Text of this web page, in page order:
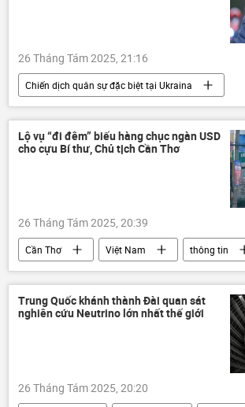
26 Tháng Tám 2025, 21:16
Chiến dịch quân sự đặc biệt tại Ukraina
Nga
Ukraina
Cuộc khủng hoảng ở Ukraina
thông tin
Thế giới
phương Tây
Nhóm G7
Bỉ
Châu Âu
Đức
Lộ vụ “đi đêm” biếu hàng chục ngàn USD
cho cựu Bí thư, Chủ tịch Cần Thơ
26 Tháng Tám 2025, 20:39
Cần Thơ Việt Nam
thông tin
hối lộ
nhận hối lộ
doanh nghiệp
Xã hội
công ty
Trung Quốc khánh thành Đài quan sát
nghiên cứu Neutrino lớn nhất thế giới
26 Tháng Tám 2025, 20:20